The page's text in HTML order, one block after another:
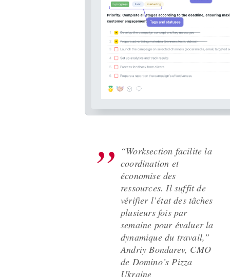
“Work­sec­tion facilite la
coor­di­na­tion et
économise des
ressources. Il suf­fit de
véri­fi­er l’é­tat des tâch­es
plusieurs fois par
semaine pour éval­uer la
dynamique du tra­vail,”
Andriy Bon­darev, CMO
de Domi­no’s Piz­za
Ukraine